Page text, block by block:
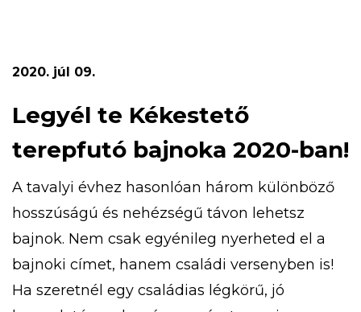
2020. júl 09.
Legyél te Kékestető
terepfutó bajnoka 2020-ban!
A tavalyi évhez hasonlóan három különböző
hosszúságú és nehézségű távon lehetsz
bajnok. Nem csak egyénileg nyerheted el a
bajnoki címet, hanem családi versenyben is!
Ha szeretnél egy családias légkörű, jó